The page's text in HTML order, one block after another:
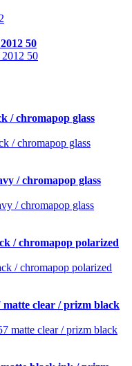
50
/ chromapop glass
/ chromapop glass
/ chromapop polarized
clear / prizm black